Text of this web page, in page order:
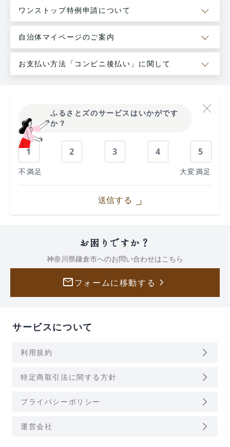
ワンストップ特例申請について
自治体マイページのご案内
お支払い方法「コンビニ後払い」に関して
ふるさとズのサービスはいかがです
か？
1 2 3 4 5
不満足 大変満足
送信する
お困りですか？
神奈川県鎌倉市へのお問い合わせはこちら
mailフォームに移動する keyboard_arrow_right
サービスについて
利用規約 arrow_forward_ios
特定商取引法に関する方針 arrow_forward_ios
プライバシーポリシー arrow_forward_ios
運営会社 arrow_forward_ios